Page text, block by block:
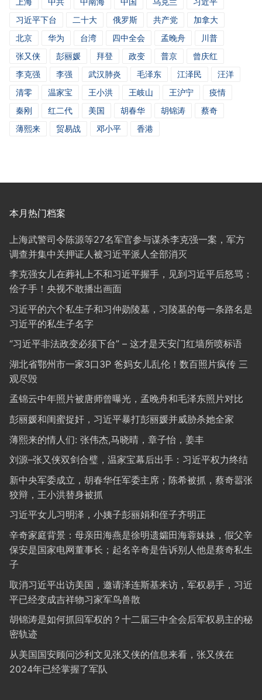
习近平下台
二十大 俄罗斯 共产党
加拿大
北京
华为 台湾 四中全会 孟晚舟
川普
张又侠
彭丽媛 拜登 政变 普京
曾庆红
李克强
李强 武汉肺炎 毛泽东 江泽民
汪洋
清零
温家宝 王小洪 王岐山 王沪宁
疫情
秦刚
红二代 美国 胡春华 胡锦涛
蔡奇
薄熙来
贸易战 邓小平 香港
本月热门档案
上海武警司令陈源等27名军官参与谋杀李克强一案，军方
调查并集中关押证人被习近平派人全部消灭
李克强女儿在葬礼上不和习近平握手，见到习近平后怒骂：
侩子手！央视不敢播出画面
习近平的六个私生子和习仲勋陵墓，习陵墓的每一条路名是
习近平的私生子名字
“习近平非法政变必须下台” – 这才是天安门红墙所喷标语
湖北省鄂州市一家3口3P 爸妈女儿乱伦！数百照片疯传 三
观尽毁
孟锦云中年照片被唐师曾曝光，孟晚舟和毛泽东照片对比
彭丽媛和闺蜜捉奸，习近平暴打彭丽媛并威胁杀她全家
薄熙来的情人们: 张伟杰,马晓晴，章子怡，姜丰
刘源–张又侠双剑合璧，温家宝幕后出手：习近平权力终结
新中央军委成立，胡春华任军委主席；陈希被抓，蔡奇嚣张
狡辩，王小洪替身被抓
习近平女儿习明泽，小姨子彭丽娟和侄子齐明正
辛奇家庭背景：母亲田海燕是徐明遗孀田海蓉妹妹，假父辛
保安是国家电网董事长；起名辛奇是告诉别人他是蔡奇私生
子
取消习近平出访美国，邀请泽连斯基来访，军权易手，习近
平已经变成吉祥物习家军鸟兽散
胡锦涛是如何抓回军权的？十二届三中全会后军权易主的秘
密轨迹
从美国国安顾问沙利文见张又侠的信息来看，张又侠在
2024年已经掌握了军队